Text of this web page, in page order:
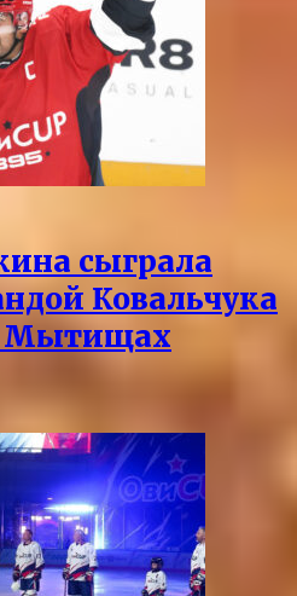
сыграла
Ковальчука
Мытищах